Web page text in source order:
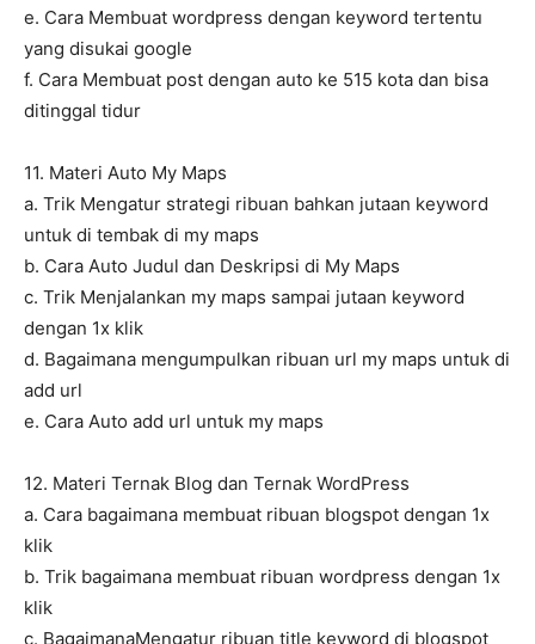
e. Cara Membuat wordpress dengan keyword tertentu
yang disukai google
f. Cara Membuat post dengan auto ke 515 kota dan bisa
ditinggal tidur
11. Materi Auto My Maps
a. Trik Mengatur strategi ribuan bahkan jutaan keyword
untuk di tembak di my maps
b. Cara Auto Judul dan Deskripsi di My Maps
c. Trik Menjalankan my maps sampai jutaan keyword
dengan 1x klik
d. Bagaimana mengumpulkan ribuan url my maps untuk di
add url
e. Cara Auto add url untuk my maps
12. Materi Ternak Blog dan Ternak WordPress
a. Cara bagaimana membuat ribuan blogspot dengan 1x
klik
b. Trik bagaimana membuat ribuan wordpress dengan 1x
klik
c. BagaimanaMengatur ribuan title keyword di blogspot